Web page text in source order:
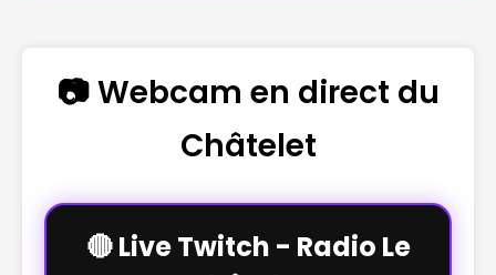
📷 Webcam en direct du
Châtelet
🔴 Live Twitch - Radio Le